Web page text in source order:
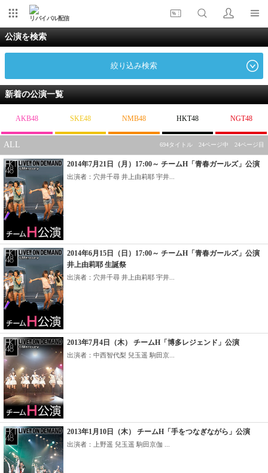
リバイバル配信
公演を検索
絞り込み検索
新着の公演一覧
AKB48 SKE48 NMB48 HKT48 NGT48
ALL 694タイトル 24ページ中 24ページ目
2014年7月21日（月）17:00～ チームH「青春ガールズ」公演
出演者：穴井千尋 井上由莉耶 宇井...
2014年6月15日（日）17:00～ チームH「青春ガールズ」公演
井上由莉耶 生誕祭
出演者：穴井千尋 井上由莉耶 宇井...
2013年7月4日（木） チームH「博多レジェンド」公演
出演者：中西智代梨 兒玉遥 駒田京...
2013年1月10日（木） チームH「手をつなぎながら」公演
出演者：上野遥 兒玉遥 駒田京伽 ...